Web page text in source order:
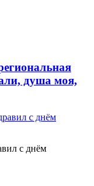
душа моя,
с днём